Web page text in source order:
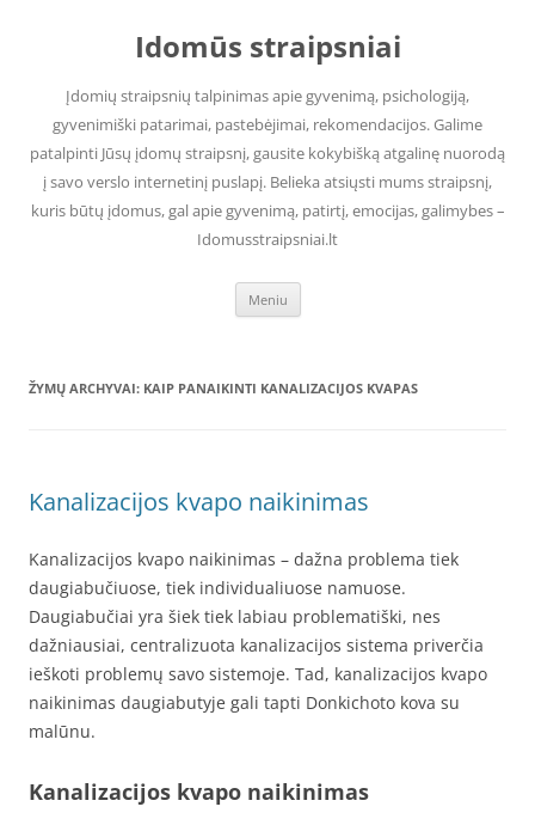
Idomūs straipsniai
Įdomių straipsnių talpinimas apie gyvenimą, psichologiją,
gyvenimiški patarimai, pastebėjimai, rekomendacijos. Galime
patalpinti Jūsų įdomų straipsnį, gausite kokybišką atgalinę nuorodą
į savo verslo internetinį puslapį. Belieka atsiųsti mums straipsnį,
kuris būtų įdomus, gal apie gyvenimą, patirtį, emocijas, galimybes –
Idomusstraipsniai.lt
Meniu
ŽYMŲ ARCHYVAI: KAIP PANAIKINTI KANALIZACIJOS KVAPAS
Kanalizacijos kvapo naikinimas
Kanalizacijos kvapo naikinimas – dažna problema tiek
daugiabučiuose, tiek individualiuose namuose.
Daugiabučiai yra šiek tiek labiau problematiški, nes
dažniausiai, centralizuota kanalizacijos sistema priverčia
ieškoti problemų savo sistemoje. Tad, kanalizacijos kvapo
naikinimas daugiabutyje gali tapti Donkichoto kova su
malūnu.
Kanalizacijos kvapo naikinimas